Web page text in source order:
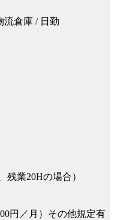
流倉庫 / 日勤
残業20Hの場合）
円／月）その他規定有